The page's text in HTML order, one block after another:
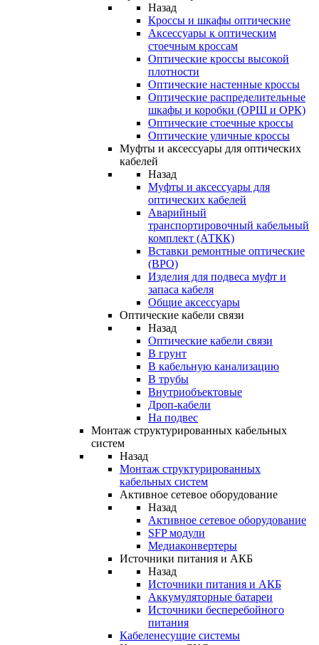
Назад
Кроссы и шкафы оптические
Аксессуары к оптическим
стоечным кроссам
Оптические кроссы высокой
плотности
Оптические настенные кроссы
Оптические распределительные
шкафы и коробки (ОРШ и ОРК)
Оптические стоечные кроссы
Оптические уличные кроссы
Муфты и аксессуары для оптических
кабелей
Назад
Муфты и аксессуары для
оптических кабелей
Аварийный
транспортировочный кабельный
комплект (АТКК)
Вставки ремонтные оптические
(ВРО)
Изделия для подвеса муфт и
запаса кабеля
Общие аксессуары
Оптические кабели связи
Назад
Оптические кабели связи
В грунт
В кабельную канализацию
В трубы
Внутриобъектовые
Дроп-кабели
На подвес
Монтаж структурированных кабельных
систем
Назад
Монтаж структурированных
кабельных систем
Активное сетевое оборудование
Назад
Активное сетевое оборудование
SFP модули
Медиаконвертеры
Источники питания и АКБ
Назад
Источники питания и АКБ
Аккумуляторные батареи
Источники бесперебойного
питания
Кабеленесущие системы